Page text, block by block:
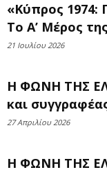
«Κύπρος 1974:
Το Α’ Μέρος
21 Ιουλίου 2026
Η ΦΩΝΗ ΤΗΣ
και
27 Απριλίου 2026
Η ΦΩΝΗ ΤΗΣ